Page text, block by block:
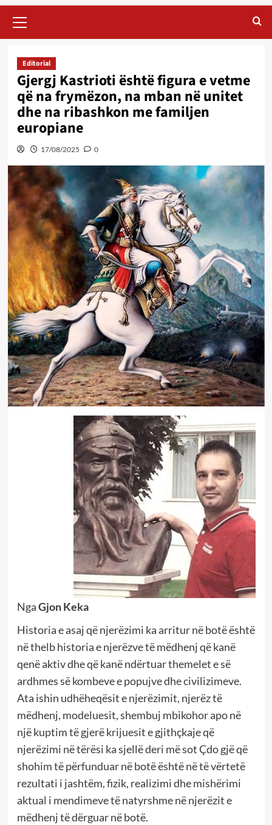
Menu
Editorial
Gjergj Kastrioti është figura e vetme
që na frymëzon, na mban në unitet
dhe na ribashkon me familjen
europiane
17/08/2025 0
NgaGjon Keka
Historia e asaj që njerëzimi ka arritur në botë është
në thelb historia e njerëzve të mëdhenj që kanë
qenë aktiv dhe që kanë ndërtuar themelet e së
ardhmes së kombeve e popujve dhe civilizimeve.
Ata ishin udhëheqësit e njerëzimit, njerëz të
mëdhenj, modeluesit, shembuj mbikohor apo në
një kuptim të gjerë krijuesit e gjithçkaje që
njerëzimi në tërësi ka sjellë deri më sot Çdo gjë që
shohim të përfunduar në botë është në të vërtetë
rezultati i jashtëm, fizik, realizimi dhe mishërimi
aktual i mendimeve të natyrshme në njerëzit e
mëdhenj të dërguar në botë.